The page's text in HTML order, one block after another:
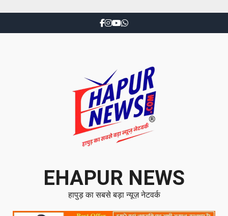
EHAPUR NEWS
हापुड़ का सबसे बड़ा न्यूज़ नेटवर्क